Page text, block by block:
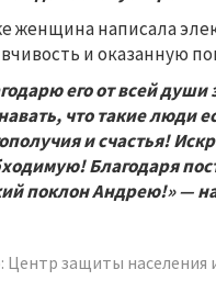
женщина написала
и оказанную
его от всей
что такие люди
и счастья!
Благодаря
поклон Андрею!» —
Центр защиты населения